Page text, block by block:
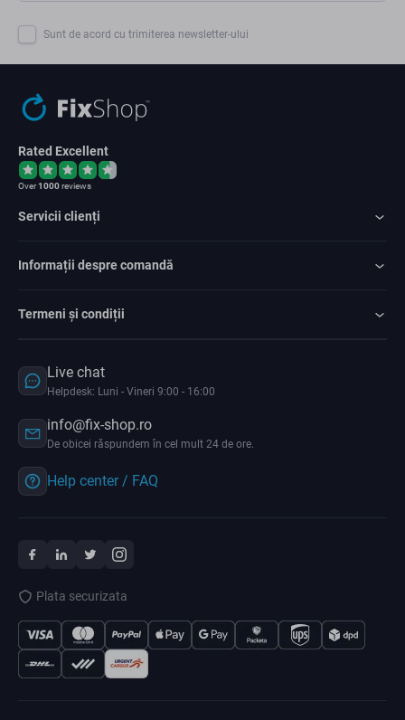
Sunt de acord cu trimiterea newsletter-ului
Rated Excellent
Over1000reviews
Servicii clienți
Informații despre comandă
Termeni și condiții
Live chat
Helpdesk: Luni - Vineri 9:00 - 16:00
info@fix-shop.ro
De obicei răspundem în cel mult 24 de ore.
Help center / FAQ
Plata securizata